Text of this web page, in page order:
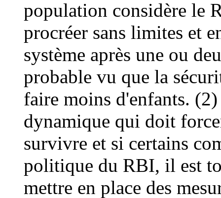
population considère le
procréer sans limites et
système après une ou
probable vu que la
faire moins d'enfants.
dynamique qui doit
survivre et si certains
politique du RBI, il est
mettre en place des